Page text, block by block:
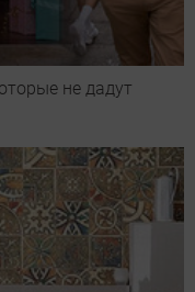
не дадут